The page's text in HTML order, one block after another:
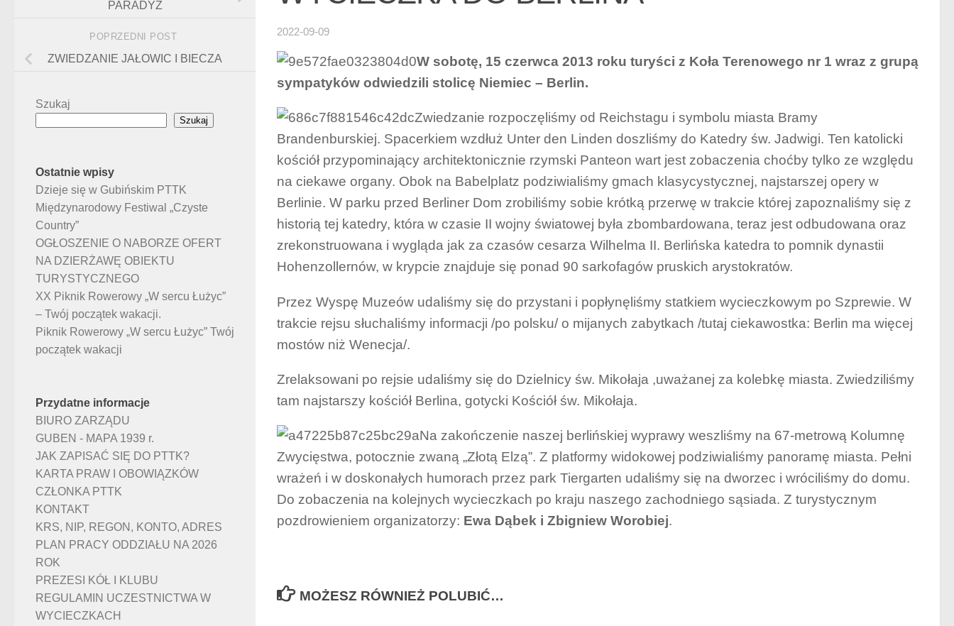
2022-09-09
W sobotę, 15 czerwca 2013 roku turyści z Koła Terenowego nr 1 wraz z grupą
sympatyków odwiedzili stolicę Niemiec – Berlin.
Zwiedzanie rozpoczęliśmy od Reichstagu i symbolu miasta Bramy
Brandenburskiej. Spacerkiem wzdłuż Unter den Linden doszliśmy do Katedry św. Jadwigi. Ten katolicki
kościół przypominający architektonicznie rzymski Panteon wart jest zobaczenia choćby tylko ze względu
na ciekawe organy. Obok na Babelplatz podziwialiśmy gmach klasycystycznej, najstarszej opery w
Berlinie. W parku przed Berliner Dom zrobiliśmy sobie krótką przerwę w trakcie której zapoznaliśmy się z
historią tej katedry, która w czasie II wojny światowej była zbombardowana, teraz jest odbudowana oraz
zrekonstruowana i wygląda jak za czasów cesarza Wilhelma II. Berlińska katedra to pomnik dynastii
Hohenzollernów, w krypcie znajduje się ponad 90 sarkofagów pruskich arystokratów.
Przez Wyspę Muzeów udaliśmy się do przystani i popłynęliśmy statkiem wycieczkowym po Szprewie. W
trakcie rejsu słuchaliśmy informacji /po polsku/ o mijanych zabytkach /tutaj ciekawostka: Berlin ma więcej
mostów niż Wenecja/.
Zrelaksowani po rejsie udaliśmy się do Dzielnicy św. Mikołaja ,uważanej za kolebkę miasta. Zwiedziliśmy
tam najstarszy kościół Berlina, gotycki Kościół św. Mikołaja.
Na zakończenie naszej berlińskiej wyprawy weszliśmy na 67-metrową Kolumnę
Zwycięstwa, potocznie zwaną „Złotą Elzą”. Z platformy widokowej podziwialiśmy panoramę miasta. Pełni
wrażeń i w doskonałych humorach przez park Tiergarten udaliśmy się na dworzec i wróciliśmy do domu.
Do zobaczenia na kolejnych wycieczkach po kraju naszego zachodniego sąsiada. Z turystycznym
pozdrowieniem organizatorzy: Ewa Dąbek i Zbigniew Worobiej.
MOŻESZ RÓWNIEŻ POLUBIĆ…
PARADYŻ
POPRZEDNI POST
ZWIEDZANIE JAŁOWIC I BIECZA
Szukaj
Szukaj
Ostatnie wpisy
Dzieje się w Gubińskim PTTK
Międzynarodowy Festiwal „Czyste
Country”
OGŁOSZENIE O NABORZE OFERT
NA DZIERŻAWĘ OBIEKTU
TURYSTYCZNEGO
XX Piknik Rowerowy „W sercu Łużyc”
– Twój początek wakacji.
Piknik Rowerowy „W sercu Łużyc” Twój
początek wakacji
Przydatne informacje
BIURO ZARZĄDU
GUBEN - MAPA 1939 r.
JAK ZAPISAĆ SIĘ DO PTTK?
KARTA PRAW I OBOWIĄZKÓW
CZŁONKA PTTK
KONTAKT
KRS, NIP, REGON, KONTO, ADRES
PLAN PRACY ODDZIAŁU NA 2026
ROK
PREZESI KÓŁ I KLUBU
REGULAMIN UCZESTNICTWA W
WYCIECZKACH